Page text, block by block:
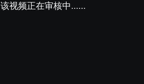
该视频正在审核中......